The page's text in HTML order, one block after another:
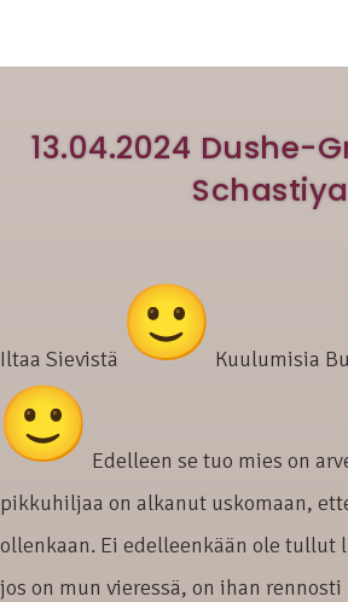
13.04.2024 Dushe-
Schastiya
Iltaa Sievistä Kuulumisia
Edelleen se tuo mies on
pikkuhiljaa on alkanut uskomaan,
ollenkaan. Ei edelleenkään ole tullut
jos on mun vieressä, on ihan